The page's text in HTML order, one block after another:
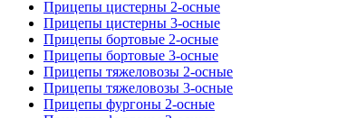
Прицепы цистерны 2-осные
Прицепы цистерны 3-осные
Прицепы бортовые 2-осные
Прицепы бортовые 3-осные
Прицепы тяжеловозы 2-осные
Прицепы тяжеловозы 3-осные
Прицепы фургоны 2-осные